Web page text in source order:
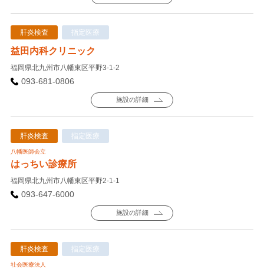
肝炎検査 指定医療
益田内科クリニック
福岡県北九州市八幡東区平野3-1-2
093-681-0806
施設の詳細
肝炎検査 指定医療
八幡医師会立
はっちい診療所
福岡県北九州市八幡東区平野2-1-1
093-647-6000
施設の詳細
肝炎検査 指定医療
社会医療法人